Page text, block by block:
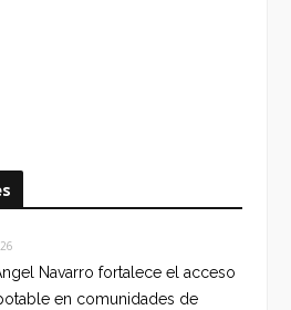
Navarro fortalece el acceso
en comunidades de